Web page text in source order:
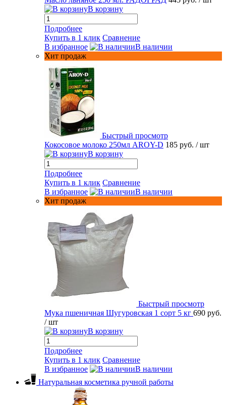
В корзину
Подробнее
Купить в 1 клик Сравнение
В избранное
В наличии
Хит продаж
Быстрый просмотр
Кокосовое молоко 250мл AROY-D 185 руб. / шт
В корзину
Подробнее
Купить в 1 клик Сравнение
В избранное
В наличии
Хит продаж
Быстрый просмотр
Мука пшеничная Шугуровская 1 сорт 5 кг 690 руб.
/ шт
В корзину
Подробнее
Купить в 1 клик Сравнение
В избранное
В наличии
Натуральная косметика ручной работы